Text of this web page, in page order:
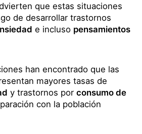
que estas situaciones
de desarrollar trastornos
e incluso pensamientos
han encontrado que las
mayores tasas de
y trastornos por consumo de
con la población